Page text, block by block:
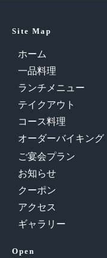
Site Map
ホーム
一品料理
ランチメニュー
テイクアウト
コース料理
オーダーバイキング
ご宴会プラン
お知らせ
クーポン
アクセス
ギャラリー
Open